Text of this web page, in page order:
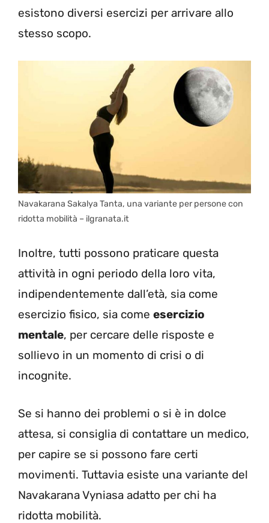
esistono diversi esercizi per arrivare allo
stesso scopo.
Navakarana Sakalya Tanta, una variante per persone con
ridotta mobilità – ilgranata.it
Inoltre, tutti possono praticare questa
attività in ogni periodo della loro vita,
indipendentemente dall’età, sia come
esercizio fisico, sia come esercizio
mentale, per cercare delle risposte e
sollievo in un momento di crisi o di
incognite.
Se si hanno dei problemi o si è in dolce
attesa, si consiglia di contattare un medico,
per capire se si possono fare certi
movimenti. Tuttavia esiste una variante del
Navakarana Vyniasa adatto per chi ha
ridotta mobilità.